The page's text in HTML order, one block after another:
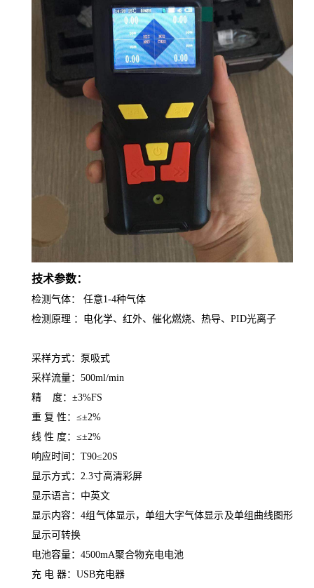
技术参数：
检测气体： 任意1-4种气体
检测原理 ： 电化学、 红外、催化燃烧、热导、 PID光离子
采样方式：泵吸式
采样流量：500ml/min
精 度：±3%FS
重 复 性：≤±2%
线 性 度：≤±2%
响应时间 ： T90≤20S
显示方式：2.3寸高清彩屏
显示语言：中英文
显示内容：4组气体显示，单组大字气体显示及单组曲线图形
显示可转换
电池容量：4500mA聚合物充电电池
充 电 器：USB充电器